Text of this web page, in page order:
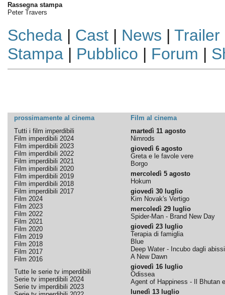
Rassegna stampa
Peter Travers
Scheda| Cast| News | Trailer
Stampa| Pubblico | Forum |
prossimamente al cinema
Film al cinema
Tutti i film imperdibili
Film imperdibili 2024
Film imperdibili 2023
Film imperdibili 2022
Film imperdibili 2021
Film imperdibili 2020
Film imperdibili 2019
Film imperdibili 2018
Film imperdibili 2017
Film 2024
Film 2023
Film 2022
Film 2021
Film 2020
Film 2019
Film 2018
Film 2017
Film 2016
Tutte le serie tv imperdibili
Serie tv imperdibili 2024
Serie tv imperdibili 2023
martedì 11 agosto
Nimrods
giovedì 6 agosto
Greta e le favole vere
Borgo
mercoledì 5 agosto
Hokum
giovedì 30 luglio
Kim Novak's Vertigo
mercoledì 29 luglio
Spider-Man - Brand New Day
giovedì 23 luglio
Terapia di famiglia
Blue
Deep Water - Incubo dagli abissi
A New Dawn
giovedì 16 luglio
Odissea
Agent of Happiness - Il Bhutan
lunedì 13 luglio